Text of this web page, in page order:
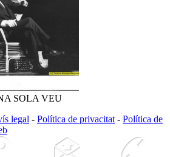
SOLA VEU
legal - Política de privacitat - Política de